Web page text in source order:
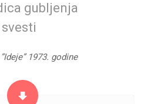
gubljenja
1973. godine